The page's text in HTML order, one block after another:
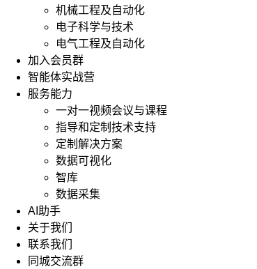
机械工程及自动化
电子科学与技术
电气工程及自动化
加入会员群
智能体实战营
服务能力
一对一视频会议与课程
指导和定制技术支持
定制解决方案
数据可视化
智库
数据采集
AI助手
关于我们
联系我们
同城交流群